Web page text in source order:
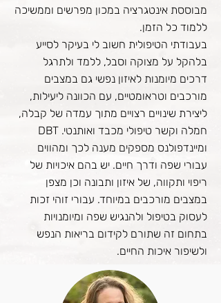
מבוססת אינטגרציה במכון מפרשים וממשיכה
ללמוד כל הזמן.
בעבודתי הטיפולית חשוב לי בעיקר לסייע
בלהקל על מצוקה וסבל, ללמד ולתרגל
דרכים מיומנות לאיזון נפשי גם במצבים
מורכבים וטראומטיים, עם הכוונה ליעילות,
ליצירת שינויים רצויים מתוך עמדה של קבלה,
חמלה וקשר טיפולי מכבד ואותנטי. DBT
ומיינדפולנס מספקים מענה לכך ומהווים
עבורי שפה ודרך חיים. יש בהם איכויות של
ריפוי ותקווה, של איזון ותבונה וכן מצפן
במצבים מורכבים במיוחד. עבורי זוהי זכות
לעסוק בטיפול ולהנגיש שפה ומיומנויות
בתחום זה שתורם לקידום בריאות הנפש
ולשיפור איכות החיים.